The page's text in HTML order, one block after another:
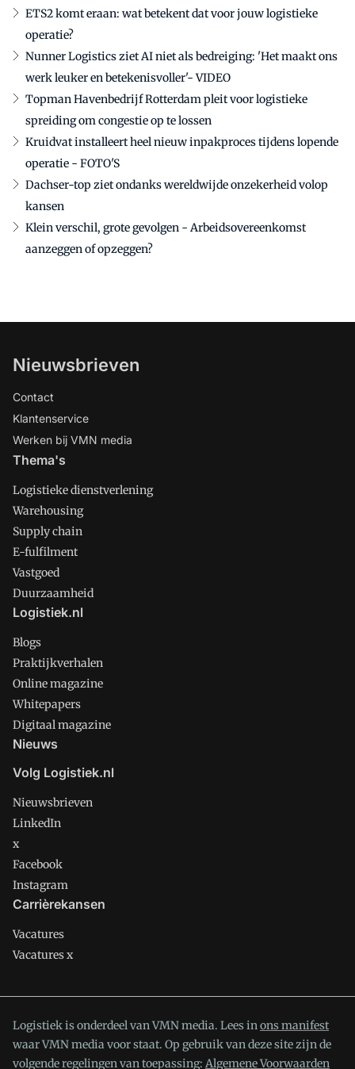
ETS2 komt eraan: wat betekent dat voor jouw logistieke
operatie?
Nunner Logistics ziet AI niet als bedreiging: 'Het maakt ons
werk leuker en betekenisvoller'- VIDEO
Topman Havenbedrijf Rotterdam pleit voor logistieke
spreiding om congestie op te lossen
Kruidvat installeert heel nieuw inpakproces tijdens lopende
operatie - FOTO'S
Dachser-top ziet ondanks wereldwijde onzekerheid volop
kansen
Klein verschil, grote gevolgen - Arbeidsovereenkomst
aanzeggen of opzeggen?
Nieuwsbrieven
Contact
Klantenservice
Werken bij VMN media
Thema's
Logistieke dienstverlening
Warehousing
Supply chain
E-fulfilment
Vastgoed
Duurzaamheid
Logistiek.nl
Blogs
Praktijkverhalen
Online magazine
Whitepapers
Digitaal magazine
Nieuws
Volg Logistiek.nl
Nieuwsbrieven
LinkedIn
x
Facebook
Instagram
Carrièrekansen
Vacatures
Vacatures x
Logistiek is onderdeel van VMN media. Lees inons manifest
waar VMN media voor staat. Op gebruik van deze site zijn de
volgende regelingen van toepassing: Algemene Voorwaarden